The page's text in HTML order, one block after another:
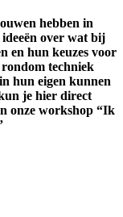
hebben in
over wat bij
en hun keuzes voor
techniek
hun eigen kunnen
je hier direct
onze workshop “Ik